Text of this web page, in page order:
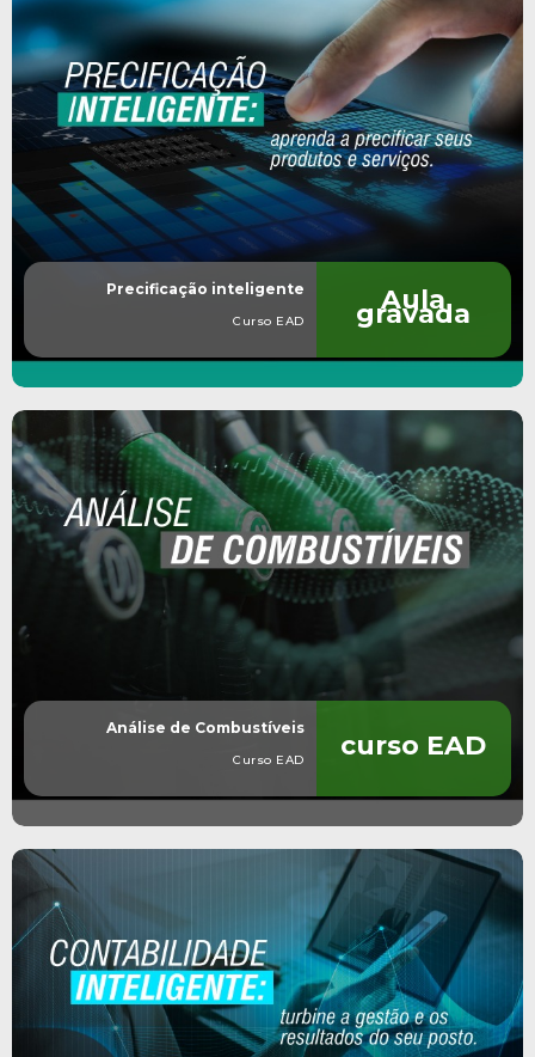
Precificação inteligente
Curso EAD
Aula
gravada
Análise de Combustíveis
Curso EAD curso EAD